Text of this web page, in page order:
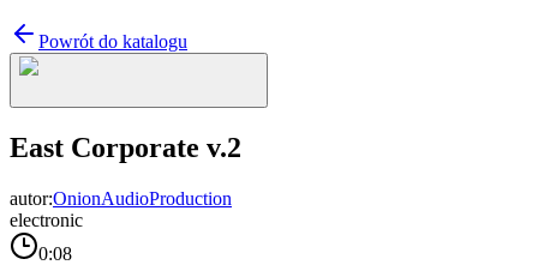
Powrót do katalogu
East Corporate v.2
autor:OnionAudioProduction
electronic
0:08